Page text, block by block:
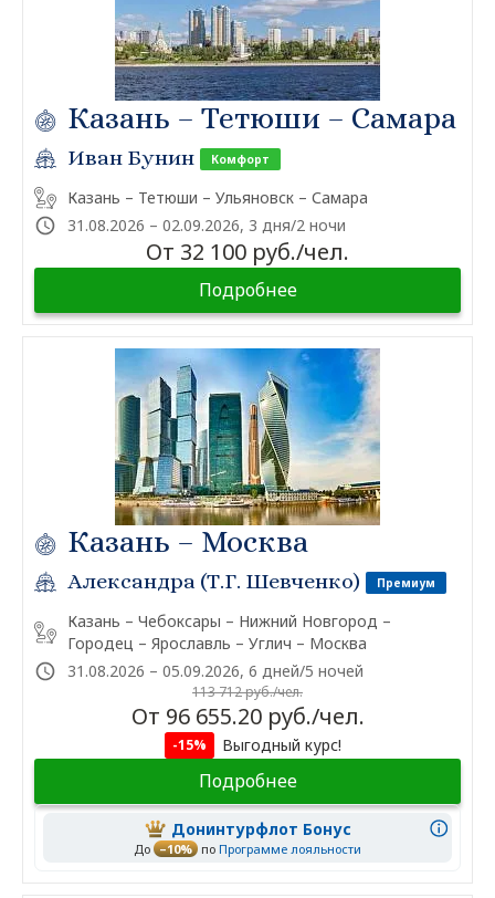
Казань – Тетюши – Самара
Иван Бунин Комфорт
Казань – Тетюши – Ульяновск – Самара
31.08.2026 – 02.09.2026, 3 дня/2 ночи
От 32 100 руб./чел.
Подробнее
Казань – Москва
Александра (Т.Г. Шевченко) Премиум
Казань – Чебоксары – Нижний Новгород –
Городец – Ярославль – Углич – Москва
31.08.2026 – 05.09.2026, 6 дней/5 ночей
113 712 руб./чел.
От 96 655.20 руб./чел.
-15% Выгодный курс!
Подробнее
Донинтурфлот Бонус
До –10% по Программе лояльности